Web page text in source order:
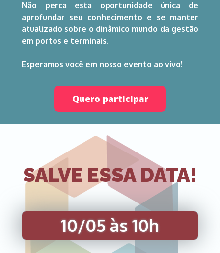
Não perca esta oportunidade única de
aprofundar seu conhecimento e se manter
atualizado sobre o dinâmico mundo da gestão
em portos e terminais.
Esperamos você em nosso evento ao vivo!
Quero participar
SALVE ESSA DATA!
10/05 às 10h